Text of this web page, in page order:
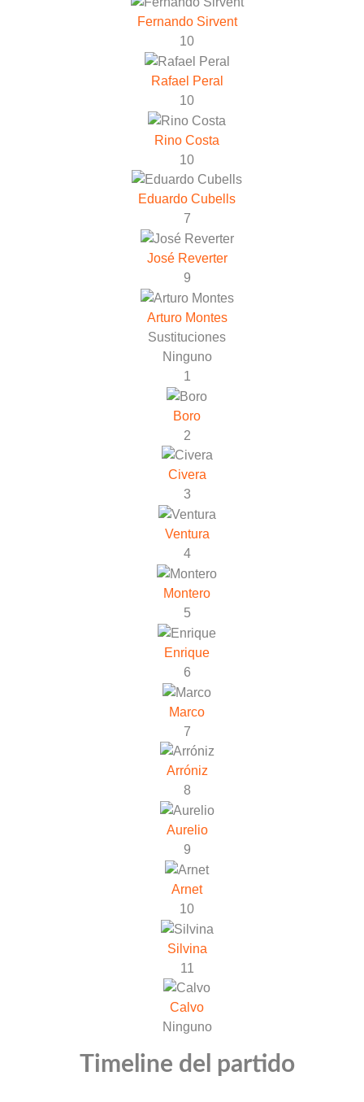
Fernando Sirvent
10
Rafael Peral
10
Rino Costa
10
Eduardo Cubells
7
José Reverter
9
Arturo Montes
Sustituciones
Ninguno
1
Boro
2
Civera
3
Ventura
4
Montero
5
Enrique
6
Marco
7
Arróniz
8
Aurelio
9
Arnet
10
Silvina
11
Calvo
Ninguno
Timeline del partido